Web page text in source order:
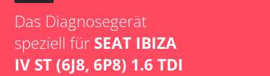
Das Diagnosegerät
speziell für SEAT IBIZA
IV ST (6J8, 6P8) 1.6 TDI